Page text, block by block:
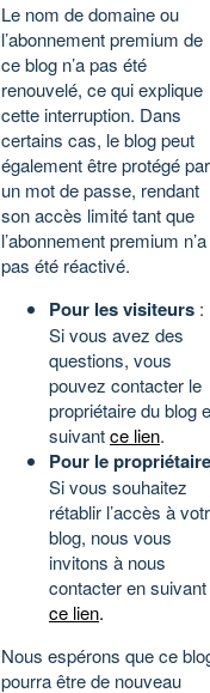
Le nom de domaine ou
l’abonnement premium de
ce blog n’a pas été
renouvelé, ce qui explique
cette interruption. Dans
certains cas, le blog peut
également être protégé par
un mot de passe, rendant
son accès limité tant que
l’abonnement premium n’a
pas été réactivé.
Pour les visiteurs :
Si vous avez des
questions, vous
pouvez contacter le
propriétaire du blog
suivantce lien.
Pour le propriétaire
Si vous souhaitez
rétablir l’accès à
blog, nous vous
invitons à nous
contacter en suivant
ce lien.
Nous espérons que ce
pourra être de nouveau